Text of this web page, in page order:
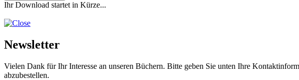
Ihr Download startet in Kürze...
Newsletter
Vielen Dank für Ihr Interesse an unseren Büchern. Bitte geben Sie unten Ihre
abzubestellen.